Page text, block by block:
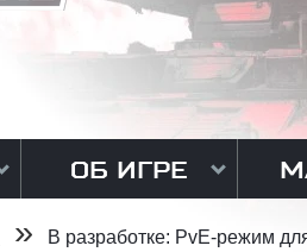
ОБ ИГРЕ
» В разработке: PvE-режим